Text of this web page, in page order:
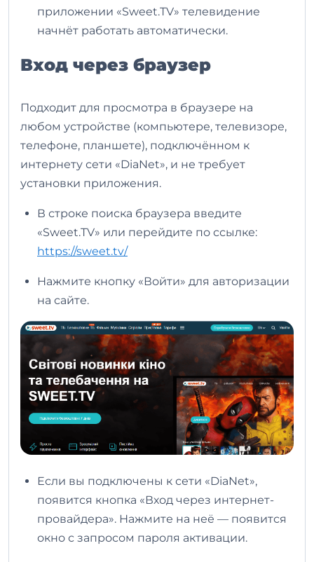
приложении «Sweet.TV» телевидение
начнёт работать автоматически.
Вход через браузер
Подходит для просмотра в браузере на
любом устройстве (компьютере, телевизоре,
телефоне, планшете), подключённом к
интернету сети «DiaNet», и не требует
установки приложения.
В строке поиска браузера введите
«Sweet.TV» или перейдите по ссылке:
https://sweet.tv/
Нажмите кнопку «Войти» для авторизации
на сайте.
Если вы подключены к сети «DiaNet»,
появится кнопка «Вход через интернет-
провайдера». Нажмите на неё — появится
окно с запросом пароля активации.